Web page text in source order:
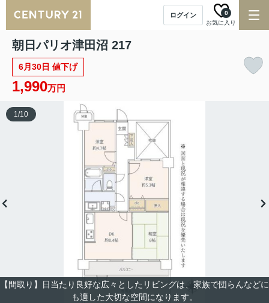
ログイン
お気に入り
0
朝日パリオ津田沼 217
6月30日 値下げ
1,990万円
【間取り】日当たり良好な広々としたリビングは、家族で団らんなどに
も適した大切な空間になります。
1/10